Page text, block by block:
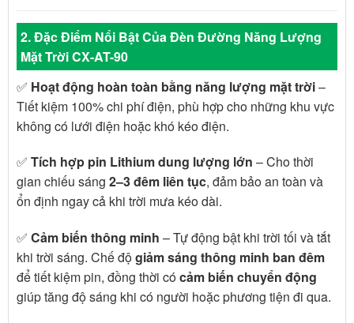
2. Đặc Điểm Nổi Bật Của Đèn Đường Năng Lượng
Mặt Trời CX-AT-90
✅ Hoạt động hoàn toàn bằng năng lượng mặt trời–
Tiết kiệm 100% chi phí điện, phù hợp cho những khu vực
không có lưới điện hoặc khó kéo điện.
✅ Tích hợp pin Lithium dung lượng lớn – Cho thời
gian chiếu sáng 2–3 đêm liên tục, đảm bảo an toàn và
ổn định ngay cả khi trời mưa kéo dài.
✅ Cảm biến thông minh – Tự động bật khi trời tối và tắt
khi trời sáng. Chế độgiảm sáng thông minh ban đêm
để tiết kiệm pin, đồng thời cócảm biến chuyển động
giúp tăng độ sáng khi có người hoặc phương tiện đi qua.